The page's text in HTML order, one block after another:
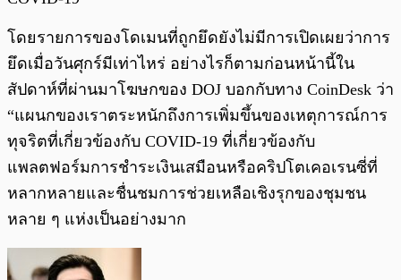
โดยรายการของโดเมนที่ถูกยึดยังไม่มีการเปิดเผยว่าการ
ยึดเมื่อวันศุกร์มีเท่าไหร่ อย่างไรก็ตามก่อนหน้านี้ใน
สัปดาห์ที่ผ่านมาโฆษกของ DOJ บอกกับทาง CoinDesk ว่า
“แผนกของเราตระหนักถึงการเพิ่มขึ้นของเหตุการณ์การ
ทุจริตที่เกี่ยวข้องกับ COVID-19 ที่เกี่ยวข้องกับ
แพลตฟอร์มการชำระเงินเสมือนหรือคริปโตเคอเรนซี่ที่
หลากหลายและชื่นชมการช่วยเหลือเชิงรุกของชุมชน
หลาย ๆ แห่งเป็นอย่างมาก